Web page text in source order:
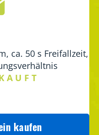
ca. 50 s Freifallzeit,
A U F T
kaufen